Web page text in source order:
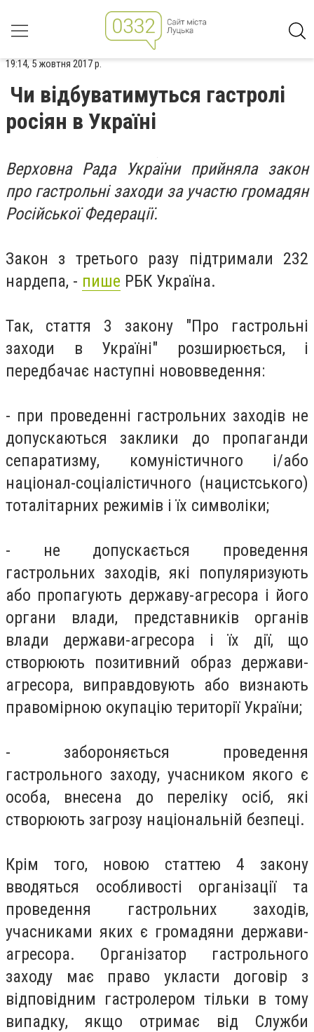
19:14, 5 жовтня 2017 р.
Чи відбуватимуться гастролі
росіян в Україні
Верховна Рада України прийняла закон
про гастрольні заходи за участю громадян
Російської Федерації.
Закон з третього разу підтримали 232
нардепа, - пише РБК Україна.
Так, стаття 3 закону "Про гастрольні
заходи в Україні" розширюється, і
передбачає наступні нововведення:
- при проведенні гастрольних заходів не
допускаються заклики до пропаганди
сепаратизму, комуністичного і/або
націонал-соціалістичного (нацистського)
тоталітарних режимів і їх символіки;
- не допускається проведення
гастрольних заходів, які популяризують
або пропагують державу-агресора і його
органи влади, представників органів
влади держави-агресора і їх дії, що
створюють позитивний образ держави-
агресора, виправдовують або визнають
правомірною окупацію території України;
- забороняється проведення
гастрольного заходу, учасником якого є
особа, внесена до переліку осіб, які
створюють загрозу національній безпеці.
Крім того, новою статтею 4 закону
вводяться особливості організації та
проведення гастрольних заходів,
учасниками яких є громадяни держави-
агресора. Організатор гастрольного
заходу має право укласти договір з
відповідним гастролером тільки в тому
випадку, якщо отримає від Служби